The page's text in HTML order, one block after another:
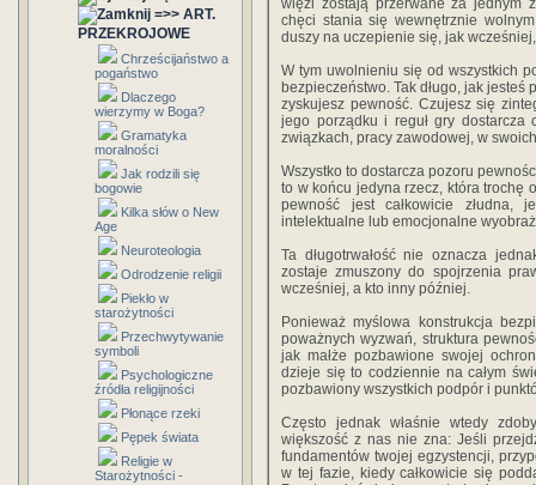
=>> ART.
PRZEKROJOWE
Chrześcijaństwo a
pogaństwo
Dlaczego
wierzymy w Boga?
Gramatyka
moralności
Jak rodzili się
bogowie
Kilka słów o New
Age
Neuroteologia
Odrodzenie religii
Piekło w
starożytności
Przechwytywanie
symboli
Psychologiczne
źródła religijności
Płonące rzeki
Pępek świata
Religie w
Starożytności -
więzi zostają przerwane za jednym
chęci stania się wewnętrznie
duszy na uczepienie się, jak
W tym uwolnieniu się od wszystkich
bezpieczeństwo. Tak długo, jak
zyskujesz pewność. Czujesz się
jego porządku i reguł gry dostarcza
związkach, pracy zawodowej, w
Wszystko to dostarcza pozoru
to w końcu jedyna rzecz, która trochę
pewność jest całkowicie złudna,
intelektualne lub emocjonalne
Ta długotrwałość nie oznacza
zostaje zmuszony do spojrzenia
wcześniej, a kto inny później.
Ponieważ myślowa konstrukcja
poważnych wyzwań, struktura
jak małże pozbawione swojej
dzieje się to codziennie na całym
pozbawiony wszystkich podpór i
Często jednak właśnie wtedy
większość z nas nie zna: Jeśli
fundamentów twojej egzystencji,
w tej fazie, kiedy całkowicie się